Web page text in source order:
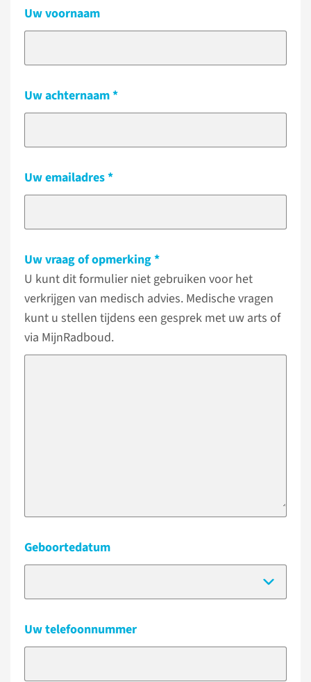
Uw voornaam
Uw achternaam
Uw emailadres
Uw vraag of opmerking
U kunt dit formulier niet gebruiken voor het
verkrijgen van medisch advies. Medische vragen
kunt u stellen tijdens een gesprek met uw arts of
via MijnRadboud.
Geboortedatum
Uw telefoonnummer